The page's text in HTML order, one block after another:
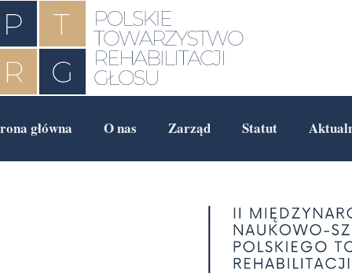
główna O nas Zarząd Statut